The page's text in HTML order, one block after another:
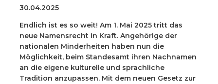
30.04.2025
Endlich ist es so weit! Am 1. Mai 2025 tritt das
neue Namensrecht in Kraft. Angehörige der
nationalen Minderheiten haben nun die
Möglichkeit, beim Standesamt ihren Nachnamen
an die eigene kulturelle und sprachliche
Tradition anzupassen. Mit dem neuen Gesetz zur